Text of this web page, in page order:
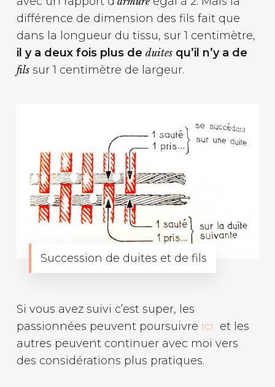
différence de dimension des fils fait que
dans la longueur du tissu, sur 1 centimètre,
il y a deux fois plus de duitesqu’il n’y a de
filssur 1 centimètre de largeur.
Succession de duites et de fils
Si vous avez suivi c’est super, les
passionnées peuvent poursuivre ici et les
autres peuvent continuer avec moi vers
des considérations plus pratiques.